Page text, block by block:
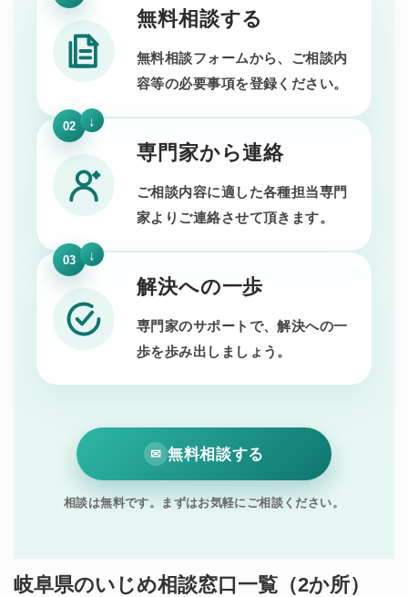
無料相談する
無料相談フォームから、ご相談内
容等の必要事項を登録ください。
02
専門家から連絡
ご相談内容に適した各種担当専門
家よりご連絡させて頂きます。
03
解決への一歩
専門家のサポートで、解決への一
歩を歩み出しましょう。
✉ 無料相談する
相談は無料です。まずはお気軽にご相談ください。
岐阜県のいじめ相談窓口一覧（2か所）